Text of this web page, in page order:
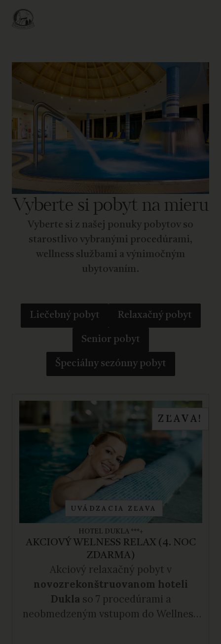
Vyberte si pobyt na mieru
Vyberte si z našej ponuky pobytov so
starostlivo vybranými procedúrami,
wellness službami a výnimočným
ubytovaním.
Liečebný pobyt Relaxačný pobyt
Senior pobyt
Špeciálny sezónny pobyt
ZĽAVA!
UVÁDZACIA ZĽAVA
HOTEL DUKLA ***+
AKCIOVÝ WELNESS RELAX (4. NOC
ZDARMA)
Akciový relaxačný pobyt v
novozrekonštruovanom hoteli
Dukla so 7 procedúrami a
neobmedzeným vstupom do Wellness